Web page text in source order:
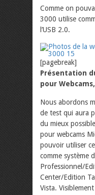
Comme on
3000 utilise
l’USB 2.0.
[pagebreak]
Présentation
pour
Nous abordons
de test qui aura
du mieux
pour webcams
pouvoir utiliser
comme système
Professionnel/
Center/Edition
Vista.